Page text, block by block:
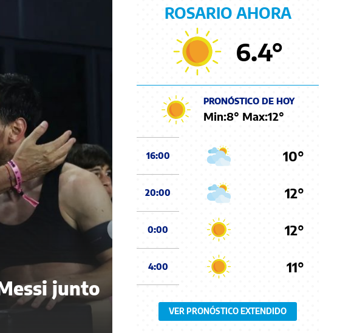
junto
ROSARIO AHORA
6.4°
PRONÓSTICO DE HOY
Min:8° Max:12°
16:00 10°
20:00 12°
0:00 12°
4:00 11°
VER PRONÓSTICO EXTENDIDO